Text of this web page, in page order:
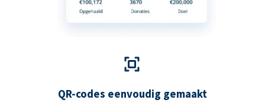
QR-codes eenvoudig gemaakt